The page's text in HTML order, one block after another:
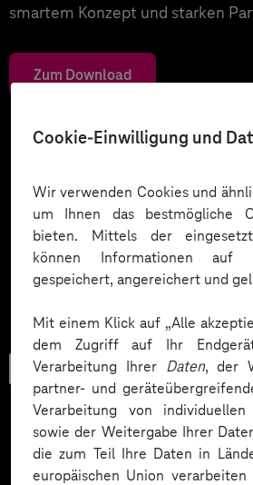
Cookie-Einwilligung und
Wir verwenden Cookies und
um Ihnen das bestmögliche
bieten. Mittels der
können Informationen auf
gespeichert, angereichert und
Mit einem Klick auf „Alle
dem Zugriff auf Ihr
Verarbeitung Ihrer Daten, der
partner- und
Verarbeitung von individuellen
sowie der Weitergabe Ihrer
die zum Teil Ihre Daten in
europäischen Union verarbeiten
smartem Konzept und starken
Zum Download
Checkliste
Datenschutz in